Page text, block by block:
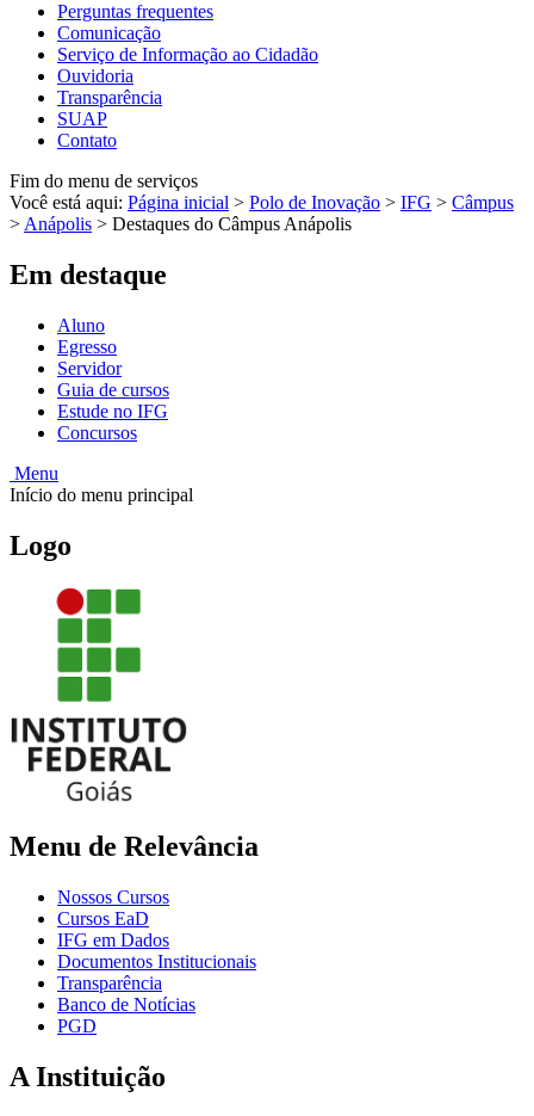
Perguntas frequentes
Comunicação
Serviço de Informação ao Cidadão
Ouvidoria
Transparência
SUAP
Contato
Fim do menu de serviços
Você está aqui: Página inicial > Polo de Inovação > IFG > Câmpus
>Anápolis > Destaques do Câmpus Anápolis
Em destaque
Aluno
Egresso
Servidor
Guia de cursos
Estude no IFG
Concursos
Menu
Início do menu principal
Logo
Menu de Relevância
Nossos Cursos
Cursos EaD
IFG em Dados
Documentos Institucionais
Transparência
Banco de Notícias
PGD
A Instituição